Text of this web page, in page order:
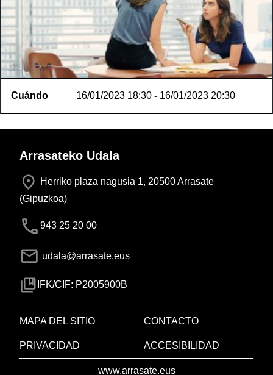
Cuándo 16/01/2023 18:30 - 16/01/2023 20:30
Arrasateko Udala
Herriko plaza nagusia 1, 20500 Arrasate
(Gipuzkoa)
943 25 20 00
udala@arrasate.eus
IFK/CIF: P2005900B
MAPA DEL SITIO CONTACTO
PRIVACIDAD ACCESIBILIDAD
www.arrasate.eus